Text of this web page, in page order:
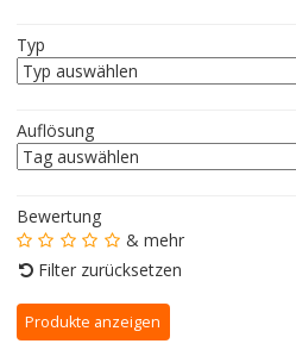
Typ
Auflösung
Bewertung
& mehr
Filter zurücksetzen